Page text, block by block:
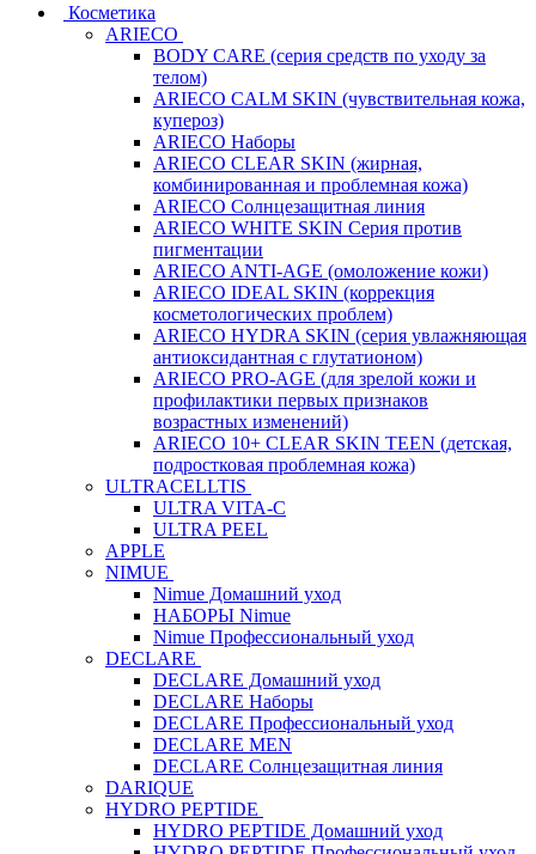
Косметика
ARIECO
BODY CARE (серия средств по уходу за
телом)
ARIECO CALM SKIN (чувствительная кожа,
купероз)
ARIECO Наборы
ARIECO CLEAR SKIN (жирная,
комбинированная и проблемная кожа)
ARIECO Солнцезащитная линия
ARIECO WHITE SKIN Серия против
пигментации
ARIECO ANTI-AGE (омоложение кожи)
ARIECO IDEAL SKIN (коррекция
косметологических проблем)
ARIECO HYDRA SKIN (серия увлажняющая
антиоксидантная с глутатионом)
ARIECO PRO-AGE (для зрелой кожи и
профилактики первых признаков
возрастных изменений)
ARIECO 10+ CLEAR SKIN TEEN (детская,
подростковая проблемная кожа)
ULTRACELLTIS
ULTRA VITA-C
ULTRA PEEL
APPLE
NIMUE
Nimue Домашний уход
НАБОРЫ Nimue
Nimue Профессиональный уход
DECLARE
DECLARE Домашний уход
DECLARE Наборы
DECLARE Профессиональный уход
DECLARE MEN
DECLARE Солнцезащитная линия
DARIQUE
HYDRO PEPTIDE
HYDRO PEPTIDE Домашний уход